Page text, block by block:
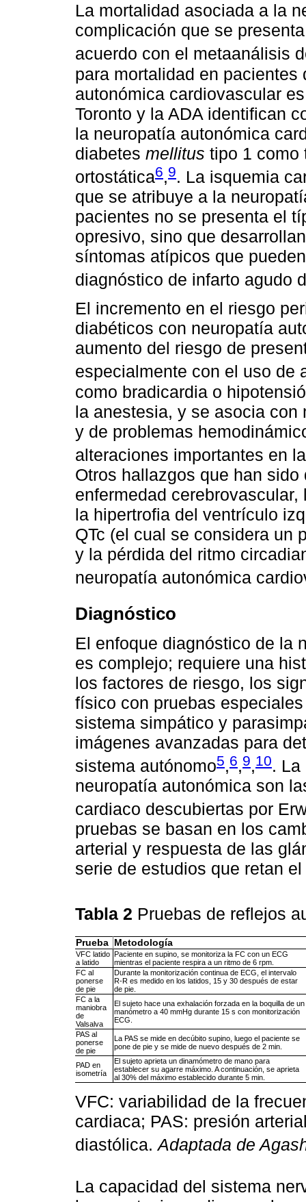
La mortalidad asociada a la
complicación que se
acuerdo con el metaanálisis
para mortalidad en
autonómica cardiovascular
Toronto y la ADA identifican
la neuropatía autonómica
diabetes mellitus tipo 1 como
ortostática6,9. La isquemia
que se atribuye a la
pacientes no se presenta el
opresivo, sino que
síntomas atípicos que
diagnóstico de infarto agudo
El incremento en el riesgo
diabéticos con neuropatía
aumento del riesgo de
especialmente con el uso de
como bradicardia o
la anestesia, y se asocia
y de problemas
alteraciones importantes en
Otros hallazgos que han
enfermedad
la hipertrofia del ventrículo
QTc (el cual se considera un
y la pérdida del ritmo
neuropatía autonómica
Diagnóstico
El enfoque diagnóstico de la
es complejo; requiere una
los factores de riesgo, los
físico con pruebas
sistema simpático y
imágenes avanzadas para
sistema autónomo5,6,9,10. La
neuropatía autonómica son
cardiaco descubiertas por
pruebas se basan en los
arterial y respuesta de las
serie de estudios que retan
Tabla 2 Pruebas de reflejos
Prueba Metodología
VFC latido
a latido
Paciente en supino, se monitoriza la FC con un ECG
mientras el paciente respira a un ritmo de 6 rpm.
FC al
ponerse
de pie
Durante la monitorización continua de ECG, el intervalo
R-R es medido en los latidos, 15 y 30 después de estar
de pie.
FC a la
maniobra
de
Valsalva
El sujeto hace una exhalación forzada en la boquilla de un
manómetro a 40 mmHg durante 15 s con monitorización
ECG.
PAS al
ponerse
de pie
La PAS se mide en decúbito supino, luego el paciente se
pone de pie y se mide de nuevo después de 2 min.
PAD en
isometría
El sujeto aprieta un dinamómetro de mano para
establecer su agarre máximo. A continuación, se aprieta
al 30% del máximo establecido durante 5 min.
VFC: variabilidad de la
cardiaca; PAS: presión
diastólica.Adaptada de
La capacidad del sistema